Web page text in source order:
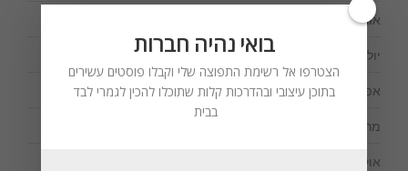
אוגוסט 2020
יולי 2020
אפריל 2020
(1)
מרץ 2020
אוקטובר 2019
בואי נהיה חברות
הצטרפו אל רשימת התפוצה שלי וקבלו פוסטים עשירים
בתוכן עיצובי ובהדרכות קלות שתוכלו להכין לגמרי לבד
בבית